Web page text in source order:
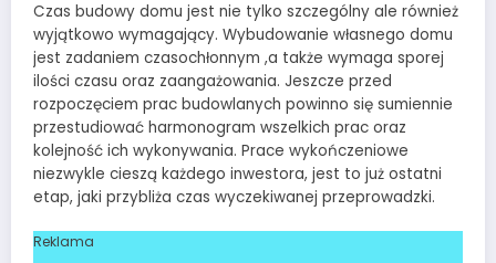
Czas budowy domu jest nie tylko szczególny ale również
wyjątkowo wymagający. Wybudowanie własnego domu
jest zadaniem czasochłonnym ,a także wymaga sporej
ilości czasu oraz zaangażowania. Jeszcze przed
rozpoczęciem prac budowlanych powinno się sumiennie
przestudiować harmonogram wszelkich prac oraz
kolejność ich wykonywania. Prace wykończeniowe
niezwykle cieszą każdego inwestora, jest to już ostatni
etap, jaki przybliża czas wyczekiwanej przeprowadzki.
Reklama